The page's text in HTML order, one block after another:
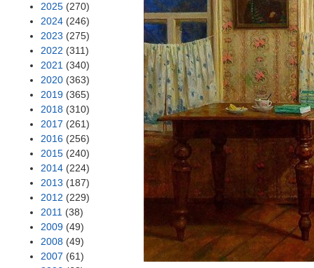
2025 (270)
2024 (246)
2023 (275)
2022 (311)
2021 (340)
2020 (363)
2019 (365)
2018 (310)
2017 (261)
2016 (256)
2015 (240)
2014 (224)
2013 (187)
2012 (229)
2011 (38)
2009 (49)
2008 (49)
2007 (61)